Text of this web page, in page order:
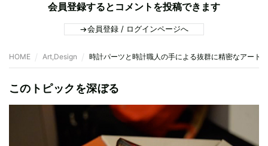
会員登録するとコメントを投稿できます
会員登録 / ログインページへ
HOME Art,Design 時計パーツと時計職人の手による抜群に精密なアート
このトピックを深ぼる